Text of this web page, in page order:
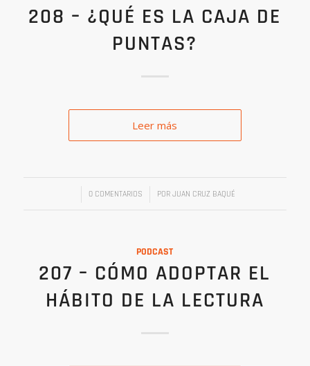
208 – ¿QUÉ ES LA CAJA DE
PUNTAS?
Leer más
0 COMENTARIOS
/ PORJUAN CRUZ BAQUÉ
PODCAST
207 – CÓMO ADOPTAR EL
HÁBITO DE LA LECTURA